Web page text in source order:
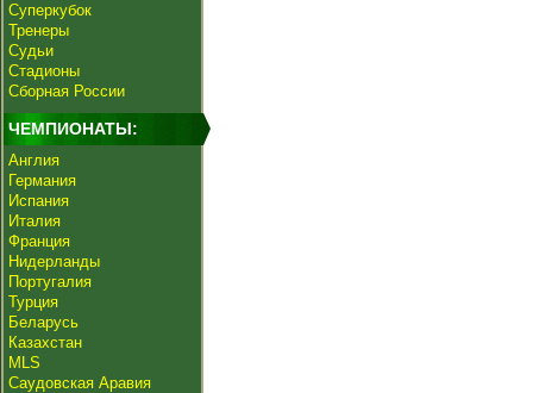
Суперкубок
Тренеры
Судьи
Стадионы
Сборная России
ЧЕМПИОНАТЫ:
Англия
Германия
Испания
Италия
Франция
Нидерланды
Португалия
Турция
Беларусь
Казахстан
MLS
Саудовская Аравия